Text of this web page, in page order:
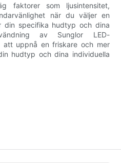
faktorer som ljusintensitet,
när du väljer en
din specifika hudtyp och dina
av Sunglor LED-
att uppnå en friskare och mer
hudtyp och dina individuella